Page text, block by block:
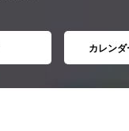
カレン